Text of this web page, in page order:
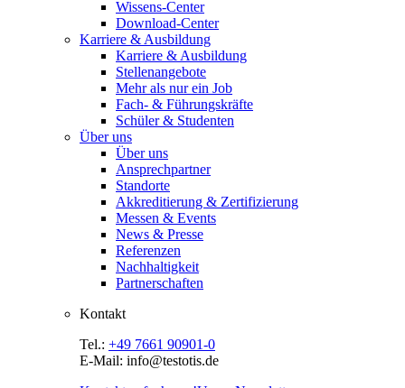
Wissens-Center
Download-Center
Karriere & Ausbildung
Karriere & Ausbildung
Stellenangebote
Mehr als nur ein Job
Fach- & Führungskräfte
Schüler & Studenten
Über uns
Über uns
Ansprechpartner
Standorte
Akkreditierung & Zertifizierung
Messen & Events
News & Presse
Referenzen
Nachhaltigkeit
Partnerschaften
Kontakt
Tel.: +49 7661 90901-0
E-Mail: info@testotis.de